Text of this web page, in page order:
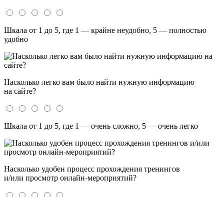
Шкала от 1 до 5, где 1 — крайне неудобно, 5 — полностью
удобно
Насколько легко вам было найти нужную информацию
на сайте?
Шкала от 1 до 5, где 1 — очень сложно, 5 — очень легко
Насколько удобен процесс прохождения тренингов
и/или просмотр онлайн-мероприятий?